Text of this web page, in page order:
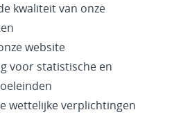
kwaliteit van onze
website
voor statistische en
wettelijke verplichtingen